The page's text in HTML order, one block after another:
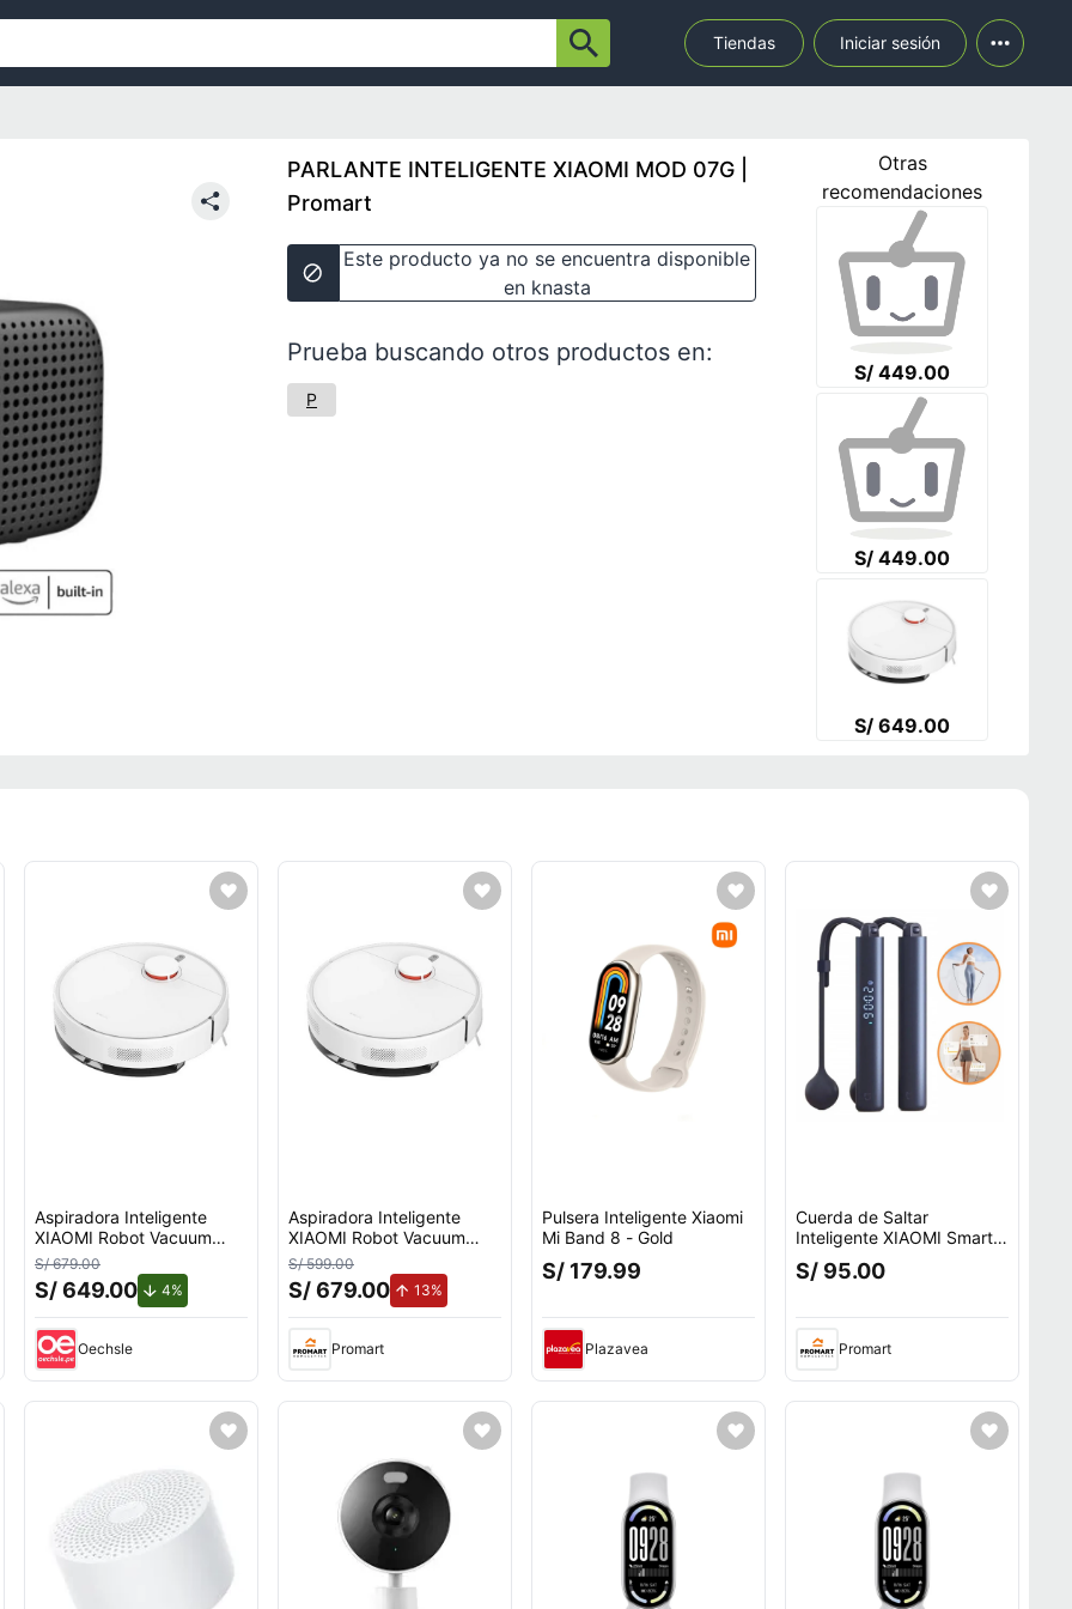
Tiendas Iniciar sesión
PARLANTE INTELIGENTE XIAOMI MOD 07G |
Promart
Este producto ya no se encuentra disponible
en knasta
Prueba buscando otros productos en:
P
Otras
recomendaciones
S/ 449.00
S/ 449.00
S/ 649.00
Aspiradora Inteligente
XIAOMI Robot Vacuum
S40C EU
S/ 679.00
S/ 649.00 4%
Oechsle
Aspiradora Inteligente
XIAOMI Robot Vacuum
S40C EU
S/ 599.00
S/ 679.00 13%
Promart
Pulsera Inteligente Xiaomi
Mi Band 8 - Gold
S/ 179.99
Plazavea
Cuerda de Saltar
Inteligente XIAOMI Smart
Jump Rope
S/ 95.00
Promart